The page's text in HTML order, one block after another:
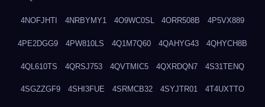
4NOFJHTI 4NRBYMY1 4O9WC0SL 4ORR508B 4P5VX889
4PE2DGG9 4PW810LS 4Q1M7Q60 4QAHYG43 4QHYCH8B
4QL610TS 4QRSJ753 4QVTMIC5 4QXRDQN7 4S31TENQ
4SGZZGF9 4SHI3FUE 4SRMCB32 4SYJTR01 4T4UXTTO